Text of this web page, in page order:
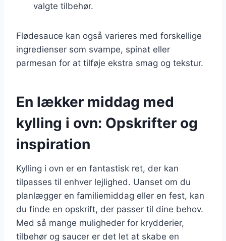
valgte tilbehør.
Flødesauce kan også varieres med forskellige
ingredienser som svampe, spinat eller
parmesan for at tilføje ekstra smag og tekstur.
En lækker middag med
kylling i ovn: Opskrifter og
inspiration
Kylling i ovn er en fantastisk ret, der kan
tilpasses til enhver lejlighed. Uanset om du
planlægger en familiemiddag eller en fest, kan
du finde en opskrift, der passer til dine behov.
Med så mange muligheder for krydderier,
tilbehør og saucer er det let at skabe en